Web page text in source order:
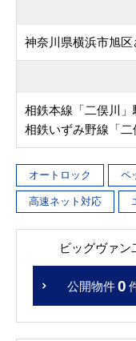
神奈川県横浜市旭区
相鉄本線「二俣川」
相鉄いずみ野線「
オートロック ペ
高速ネット対応
ビッグヴァン
公開物件0